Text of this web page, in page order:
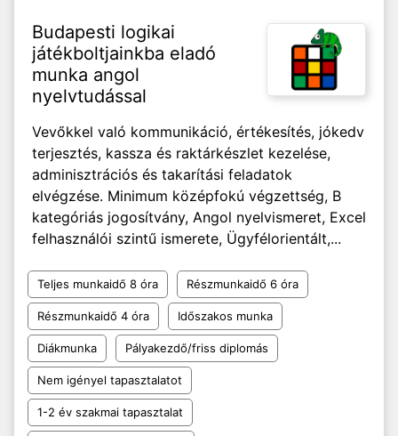
Budapesti logikai
játékboltjainkba eladó
munka angol
nyelvtudással
Vevőkkel való kommunikáció, értékesítés, jókedv
terjesztés, kassza és raktárkészlet kezelése,
adminisztrációs és takarítási feladatok
elvégzése. Minimum középfokú végzettség, B
kategóriás jogosítvány, Angol nyelvismeret, Excel
felhasználói szintű ismerete, Ügyfélorientált,...
Teljes munkaidő 8 óra Részmunkaidő 6 óra
Részmunkaidő 4 óra Időszakos munka
Diákmunka Pályakezdő/friss diplomás
Nem igényel tapasztalatot
1-2 év szakmai tapasztalat